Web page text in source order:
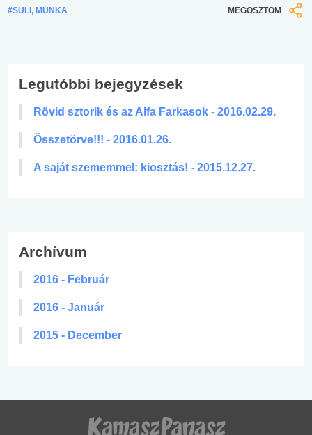
#SULI, MUNKA MEGOSZTOM
Legutóbbi bejegyzések
Rövid sztorik és az Alfa Farkasok - 2016.02.29.
Összetörve!!! - 2016.01.26.
A saját szememmel: kiosztás! - 2015.12.27.
Archívum
2016 - Február
2016 - Január
2015 - December